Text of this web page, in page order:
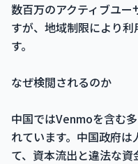
数百万のアクティブユ
すが、地域制限により
す。
なぜ検閲されるのか
中国ではVenmoを含む
れています。中国政府
て、資本流出と違法な資